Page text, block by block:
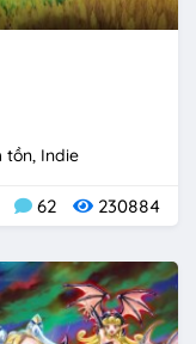
tồn Indie
62 230884